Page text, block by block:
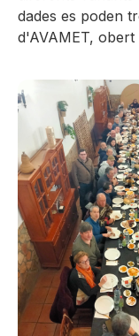
dades es poden
d'AVAMET,